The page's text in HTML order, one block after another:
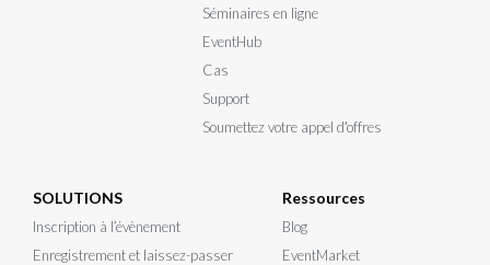
Séminaires en ligne
EventHub
Cas
Support
Soumettez votre appel d'offres
SOLUTIONS
Inscription à l’évènement
Enregistrement et laissez-passer
Ressources
Blog
EventMarket